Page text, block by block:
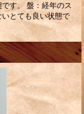
す。 盤：経年のス
とても良い状態で